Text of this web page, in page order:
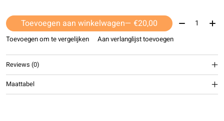
Toevoegen aan winkelwagen — €20,00 Aantal:
Toevoegen om te vergelijken Aan verlanglijst toevoegen
Reviews (0)
Maattabel